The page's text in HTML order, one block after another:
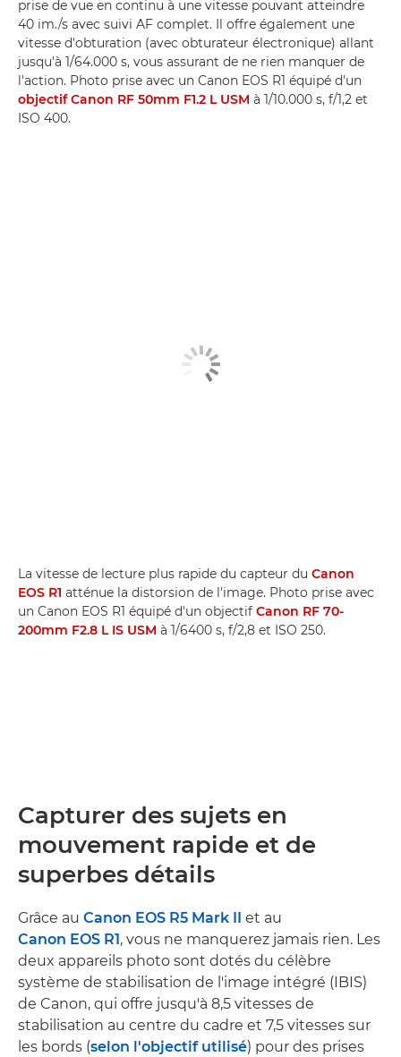
prise de vue en continu à une vitesse pouvant atteindre
40 im./s avec suivi AF complet. Il offre également une
vitesse d'obturation (avec obturateur électronique) allant
jusqu'à 1/64.000 s, vous assurant de ne rien manquer de
l'action. Photo prise avec un Canon EOS R1 équipé d'un
objectif Canon RF 50mm F1.2 L USM à 1/10.000 s, f/1,2 et
ISO 400.
La vitesse de lecture plus rapide du capteur du Canon
EOS R1 atténue la distorsion de l'image. Photo prise avec
un Canon EOS R1 équipé d'un objectif Canon RF 70-
200mm F2.8 L IS USM à 1/6400 s, f/2,8 et ISO 250.
Capturer des sujets en
mouvement rapide et de
superbes détails
Grâce au Canon EOS R5 Mark II et au
Canon EOS R1, vous ne manquerez jamais rien. Les
deux appareils photo sont dotés du célèbre
système de stabilisation de l'image intégré (IBIS)
de Canon, qui offre jusqu'à 8,5 vitesses de
stabilisation au centre du cadre et 7,5 vitesses sur
les bords (selon l'objectif utilisé) pour des prises